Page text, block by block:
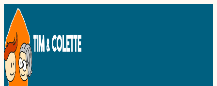
Aller
au
contenu